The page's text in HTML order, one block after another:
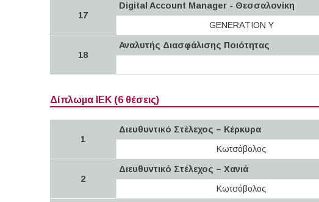
17
Digital Account Manager - Θεσσαλονίκη
GENERATION Y
18
Αναλυτής Διασφάλισης Ποιότητας
Δίπλωμα ΙΕΚ (6 θέσεις)
1
Διευθυντικό Στέλεχος – Κέρκυρα
Κωτσόβολος
2
Διευθυντικό Στέλεχος – Χανιά
Κωτσόβολος